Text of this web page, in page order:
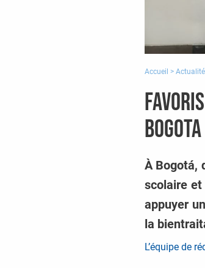
Accueil >
Bogota
À Bogotá,
scolaire et
appuyer
la
L’équipe de